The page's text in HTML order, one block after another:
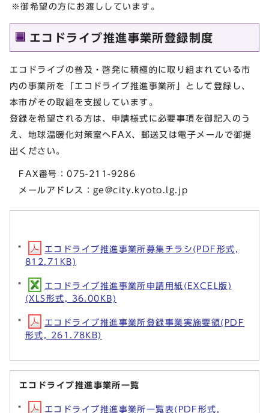
※御希望の方にお渡ししています。
エコドライブ推進事業所登録制度
エコドライブの普及・啓発に積極的に取り組まれている市
内の事業所を「エコドライブ推進事業所」として登録し、
本市がその取組を支援しています。
登録を希望される方は、申請様式に必要事項を御記入のう
え、地球温暖化対策室へFAX、郵送又は電子メールで御提
出ください。
FAX番号：075-211-9286
メールアドレス： ge@city.kyoto.lg.jp
エコドライブ推進事業所募集チラシ(PDF形式,
812.71KB)
エコドライブ推進事業所申請用紙(EXCEL版)
(XLS形式, 36.00KB)
エコドライブ推進事業所登録事業実施要領(PDF
形式, 261.78KB)
エコドライブ推進事業所一覧
エコドライブ推進事業所一覧表(PDF形式,